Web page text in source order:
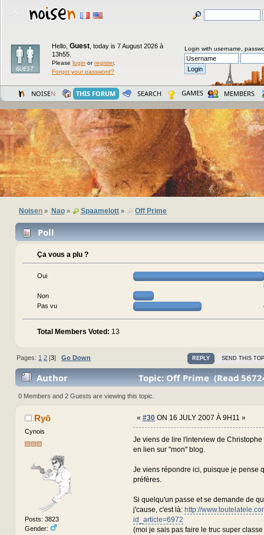
Hello, Guest today is 7 August 2026 à
13h55.
Please login orregister.
Forgot your password?
Login with username,
NOISEN THIS FORUM SEARCH GAMES MEMBERS
Noisen » Nao» Spaamelott» Off Prime
Poll
Ça vous a plu ?
Oui
Non
Pas vu
Total Members Voted: 13
REPLY SEND THIS
Pages: 1 2 [3]Go Down
Author Topic: Off Prime (Read
0 Members and 2 Guests are viewing this topic.
Ryō
Cynois
Posts: 3823
Gender:
« #30ON 16 JULY 2007 À 9H11 »
Je viens de lire l'interview de Christophe
en lien sur "mon" blog.
Je viens répondre ici, puisque je pense
préfères.
Si quelqu'un passe et se demande de
j'cause, c'est là: http://
id_article=6972
(moi je sais pas faire le truc super